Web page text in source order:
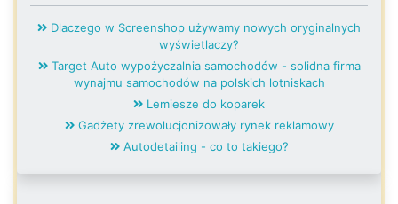
Dlaczego w Screenshop używamy nowych oryginalnych
wyświetlaczy?
Target Auto wypożyczalnia samochodów - solidna firma
wynajmu samochodów na polskich lotniskach
Lemiesze do koparek
Gadżety zrewolucjonizowały rynek reklamowy
Autodetailing - co to takiego?